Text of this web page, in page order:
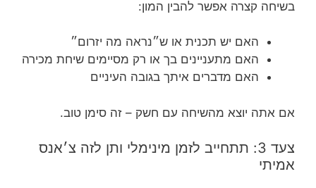
בשיחה קצרה אפשר להבין המון:
האם יש תכנית או ש״נראה מה יזרום״
האם מתעניינים בך או רק מסיימים שיחת מכירה
האם מדברים איתך בגובה העיניים
אם אתה יוצא מהשיחה עם חשק – זה סימן טוב.
צעד 3: תתחייב לזמן מינימלי ותן לזה צ׳אנס
אמיתי